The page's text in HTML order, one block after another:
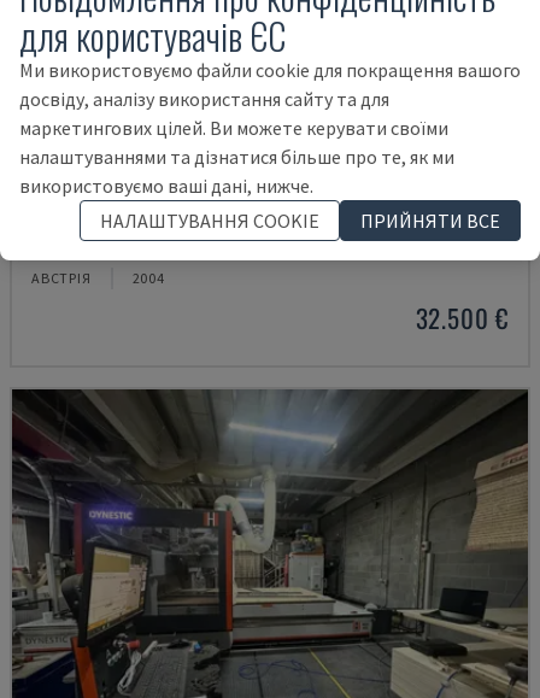
KS1300/4
WEIRATHER - ДЕРЕВООБРАБАТЫВАЮЩИЙ ЗАВОД
АВСТРІЯ 2004
32.500 €
для користувачів ЄС
Ми використовуємо файли cookie для покращення вашого
досвіду, аналізу використання сайту та для
маркетингових цілей. Ви можете керувати своїми
налаштуваннями та дізнатися більше про те, як ми
використовуємо ваші дані, нижче.
НАЛАШТУВАННЯ COOKIE
ПРИЙНЯТИ ВСЕ